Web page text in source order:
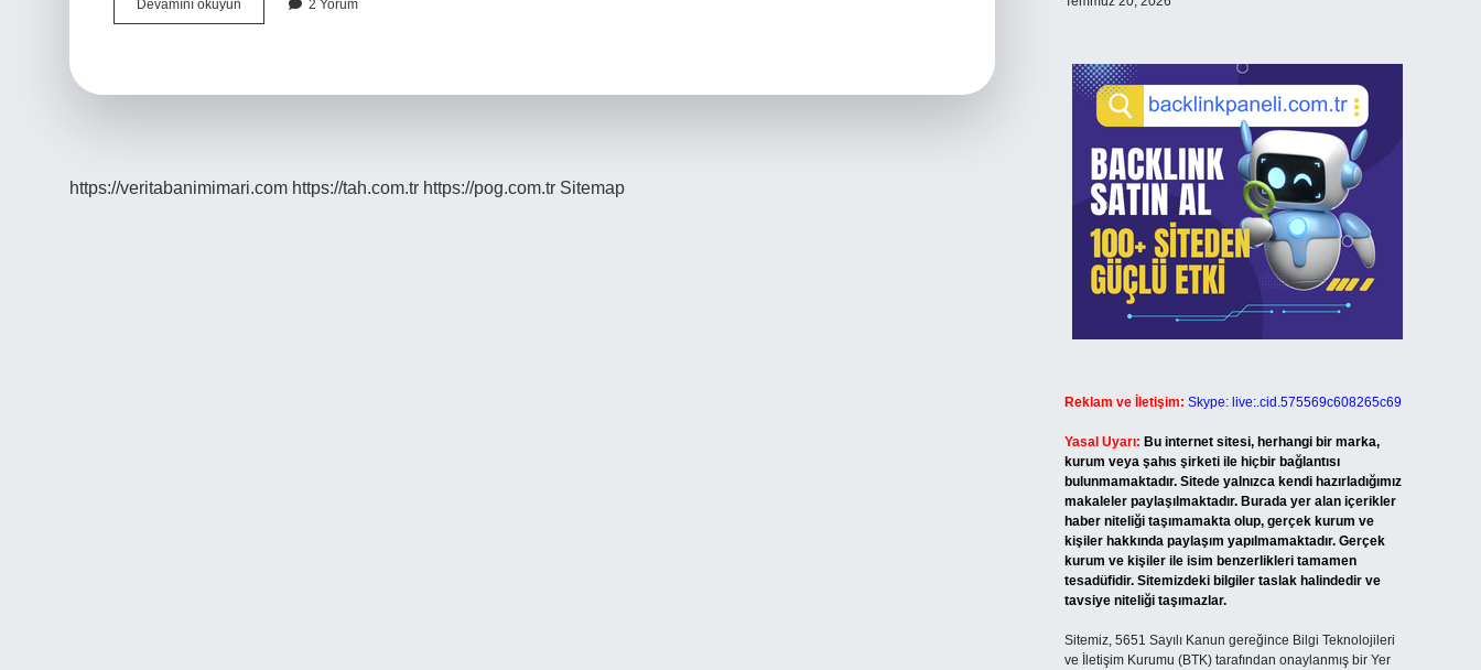
Devamını okuyun Bebekleri
Ne
2 Yorum
https://veritabanimimari.com https://tah.com.tr https://pog.com.tr Sitemap
Reklam ve İletişim: Skype: live:.cid.575569c608265c69
Yasal Uyarı: Bu internet sitesi, herhangi bir marka,
kurum veya şahıs şirketi ile hiçbir bağlantısı
bulunmamaktadır. Sitede yalnızca kendi hazırladığımız
makaleler paylaşılmaktadır. Burada yer alan içerikler
haber niteliği taşımamakta olup, gerçek kurum ve
kişiler hakkında paylaşım yapılmamaktadır. Gerçek
kurum ve kişiler ile isim benzerlikleri tamamen
tesadüfidir. Sitemizdeki bilgiler taslak halindedir ve
tavsiye niteliği taşımazlar.
Sitemiz, 5651 Sayılı Kanun gereğince Bilgi Teknolojileri
ve İletişim Kurumu (BTK) tarafından onaylanmış bir Yer